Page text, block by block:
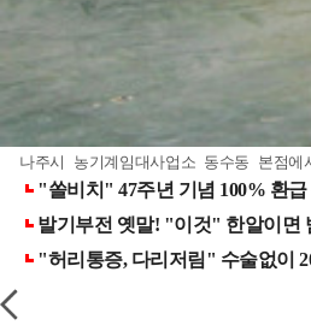
나주시 농기계임대사업소 동수동 본점